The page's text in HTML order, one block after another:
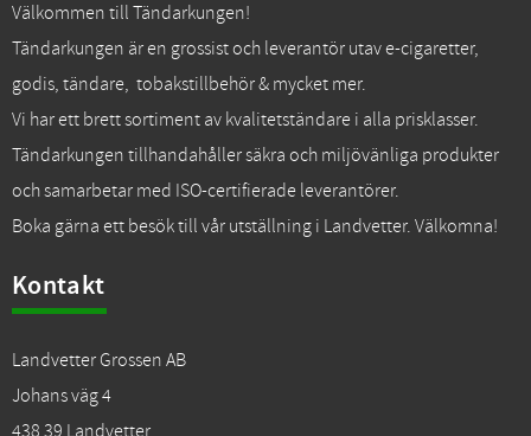
Välkommen till Tändarkungen!
Tändarkungen är en grossist och leverantör utav e-cigaretter,
godis, tändare, tobakstillbehör & mycket mer.
Vi har ett brett sortiment av kvalitetständare i alla prisklasser.
Tändarkungen tillhandahåller säkra och miljövänliga produkter
och samarbetar med ISO-certifierade leverantörer.
Boka gärna ett besök till vår utställning i Landvetter. Välkomna!
Kontakt
Landvetter Grossen AB
Johans väg 4